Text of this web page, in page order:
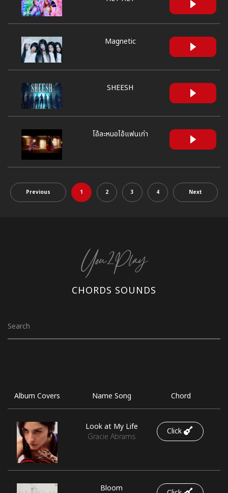
Magnetic
SHEESH
โอ้ละหนอไอ้แฟนเก่า
Previous 1 2 3 4 Next
You2Play
CHORDS SOUNDS
Album Covers Name Song Chord
Look at My Life
Gracie Abrams
Click
Bloom